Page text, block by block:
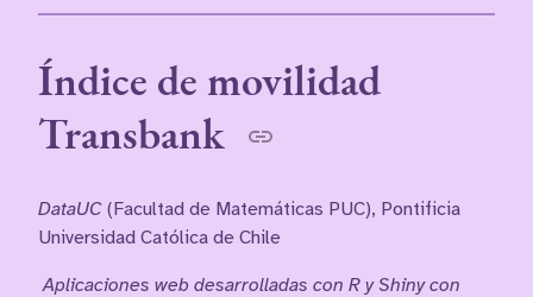
Índice de movilidad
Transbank
DataUC (Facultad de Matemáticas PUC), Pontificia
Universidad Católica de Chile
Aplicaciones web desarrolladas con R y Shiny con